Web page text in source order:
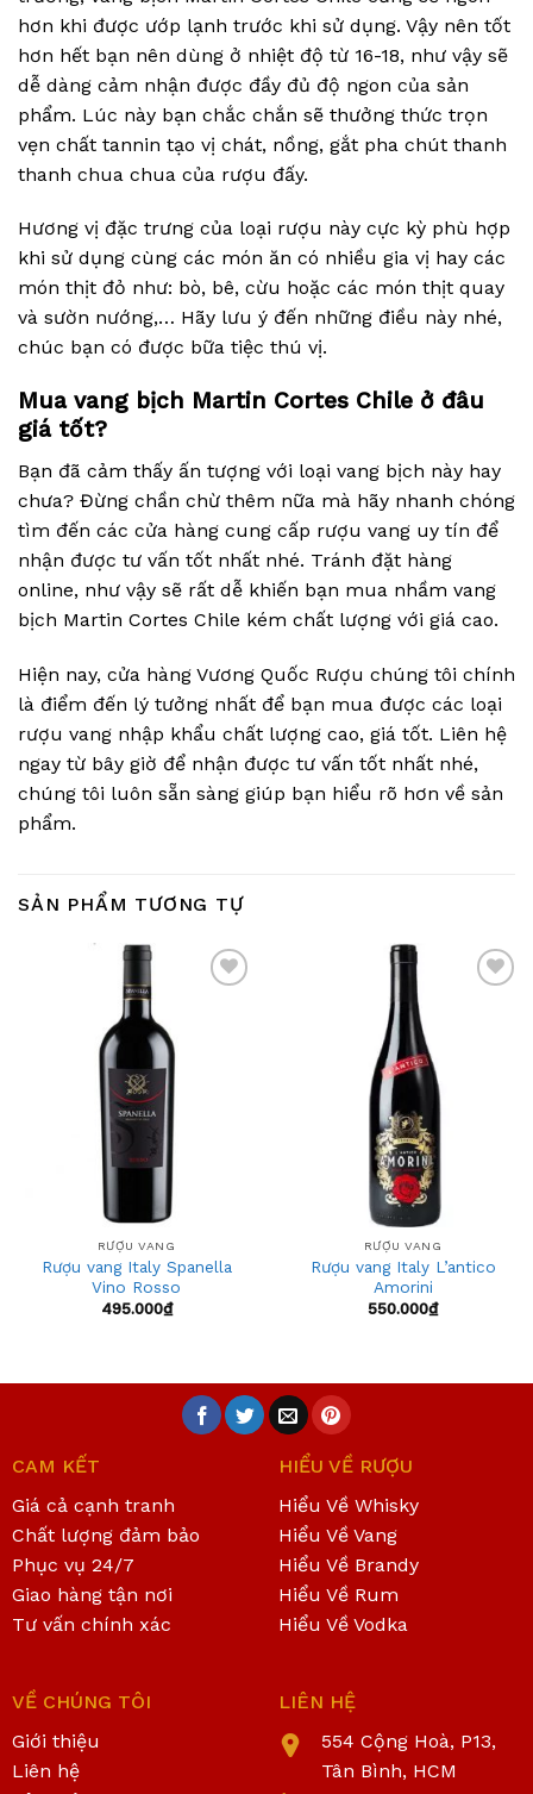
hơn khi được ướp lạnh trước khi sử dụng. Vậy nên tốt
hơn hết bạn nên dùng ở nhiệt độ từ 16-18, như vậy sẽ
dễ dàng cảm nhận được đầy đủ độ ngon của sản
phẩm. Lúc này bạn chắc chắn sẽ thưởng thức trọn
vẹn chất tannin tạo vị chát, nồng, gắt pha chút thanh
thanh chua chua của rượu đấy.
Hương vị đặc trưng của loại rượu này cực kỳ phù hợp
khi sử dụng cùng các món ăn có nhiều gia vị hay các
món thịt đỏ như: bò, bê, cừu hoặc các món thịt quay
và sườn nướng,… Hãy lưu ý đến những điều này nhé,
chúc bạn có được bữa tiệc thú vị.
Mua vang bịch Martin Cortes Chile ở đâu
giá tốt?
Bạn đã cảm thấy ấn tượng với loại vang bịch này hay
chưa? Đừng chần chừ thêm nữa mà hãy nhanh chóng
tìm đến các cửa hàng cung cấp rượu vang uy tín để
nhận được tư vấn tốt nhất nhé. Tránh đặt hàng
online, như vậy sẽ rất dễ khiến bạn mua nhầm vang
bịch Martin Cortes Chile kém chất lượng với giá cao.
Hiện nay, cửa hàng Vương Quốc Rượu chúng tôi chính
là điểm đến lý tưởng nhất để bạn mua được các loại
rượu vang nhập khẩu chất lượng cao, giá tốt. Liên hệ
ngay từ bây giờ để nhận được tư vấn tốt nhất nhé,
chúng tôi luôn sẵn sàng giúp bạn hiểu rõ hơn về sản
phẩm.
SẢN PHẨM TƯƠNG TỰ
RƯỢU VANG
Rượu vang Italy Spanella
Vino Rosso
495.000₫
RƯỢU VANG
Rượu vang Italy L’antico
Amorini
550.000₫
CAM KẾT
Giá cả cạnh tranh
Chất lượng đảm bảo
Phục vụ 24/7
Giao hàng tận nơi
Tư vấn chính xác
HIỂU VỀ RƯỢU
Hiểu Về Whisky
Hiểu Về Vang
Hiểu Về Brandy
Hiểu Về Rum
Hiểu Về Vodka
VỀ CHÚNG TÔI
Giới thiệu
Liên hệ
LIÊN HỆ
554 Cộng Hoà, P13,
Tân Bình, HCM